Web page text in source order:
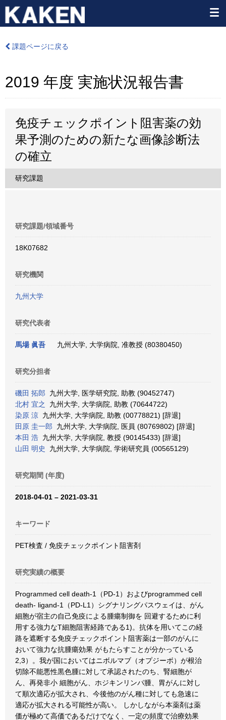
課題ページに戻る
2019 年度 実施状況報告書
免疫チェックポイント阻害薬の効
果予測のための新たな画像診断法
の確立
研究課題
研究課題/領域番号
18K07682
研究機関
九州大学
研究代表者
馬場 眞吾 九州大学, 大学病院, 准教授 (80380450)
研究分担者
磯田 拓郎 九州大学, 医学研究院, 助教 (90452747)
北村 宜之
九州大学, 大学病院, 助教 (70644722)
染原 涼 九州大学, 大学病院, 助教 (00778821) [辞退]
田原 圭一郎 九州大学, 大学病院, 医員 (80769802) [辞退]
本田 浩 九州大学, 大学病院, 教授 (90145433) [辞退]
山田 明史
九州大学, 大学病院, 学術研究員 (00565129)
研究期間 (年度)
2018-04-01 – 2021-03-31
キーワード
PET検査 / 免疫チェックポイント阻害剤
研究実績の概要
Programmed cell death-1（PD-1）およびprogrammed cell
death- ligand-1（PD-L1）シグナリングパスウェイは、がん
細胞が宿主の自己免疫による腫瘍制御を 回避するために利
用する強力なT細胞阻害経路である1)。抗体を用いてこの経
路を遮断する免疫チェックポイント阻害薬は一部のがんに
おいて強力な抗腫瘍効果 がもたらすことが分かっている
2,3）。我が国においてはニボルマブ（オプジーボ）が根治
切除不能悪性黒色腫に対して承認されたのち、腎細胞が
ん、再発非小 細胞がん、ホジキンリンパ腫、胃がんに対し
て順次適応が拡大され、今後他のがん種に対しても急速に
適応が拡大される可能性が高い。 しかしながら本薬剤は薬
価が極めて高価であるだけでなく、一定の頻度で治療効果